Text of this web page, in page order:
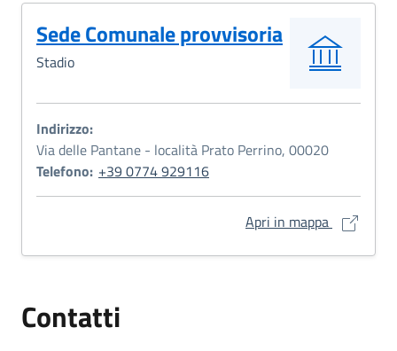
Sede Comunale provvisoria
Stadio
Indirizzo:
Via delle Pantane - località Prato Perrino, 00020
Telefono: +39 0774 929116
Apri in mappa Sede
Contatti